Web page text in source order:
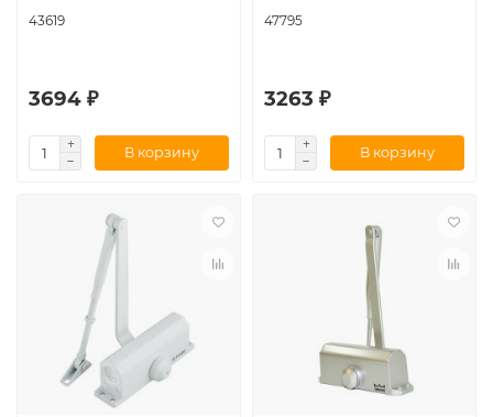
43619
3694 ₽
В корзину
47795
3263 ₽
В корзину